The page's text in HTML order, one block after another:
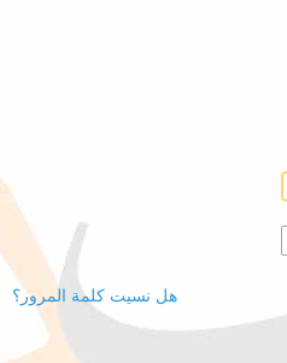
هل نسيت كلمة المرور؟